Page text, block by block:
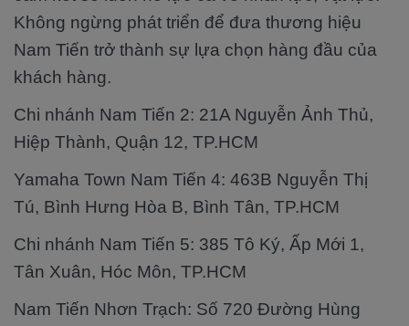
Không ngừng phát triển để đưa thương hiệu
Nam Tiến trở thành sự lựa chọn hàng đầu của
khách hàng.
Chi nhánh Nam Tiến 2: 21A Nguyễn Ảnh Thủ,
Hiệp Thành, Quận 12, TP.HCM
Yamaha Town Nam Tiến 4: 463B Nguyễn Thị
Tú, Bình Hưng Hòa B, Bình Tân, TP.HCM
Chi nhánh Nam Tiến 5: 385 Tô Ký, Ấp Mới 1,
Tân Xuân, Hóc Môn, TP.HCM
Nam Tiến Nhơn Trạch: Số 720 Đường Hùng